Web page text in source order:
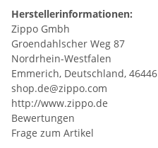
Herstellerinformationen:
Zippo Gmbh
Groendahlscher Weg 87
Nordrhein-Westfalen
Emmerich, Deutschland, 46446
shop.de@zippo.com
http://www.zippo.de
Bewertungen
Frage zum Artikel